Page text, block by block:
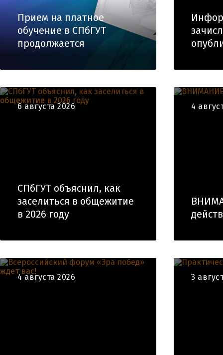
Прием на платное
обучение в СПбГУТ
продолжается
6 августа 2026
СПбГУТ объяснил, как
заселиться в общежитие
в 2026 году
4
4 августа 2026 3